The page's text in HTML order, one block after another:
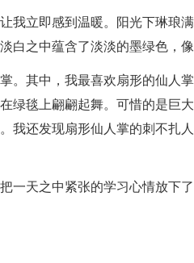
我立即感到温暖。阳光下琳琅
白之中蕴含了淡淡的墨绿色，像
。其中，我最喜欢扇形的仙人
绿毯上翩翩起舞。可惜的是巨
我还发现扇形仙人掌的刺不扎
一天之中紧张的学习心情放下